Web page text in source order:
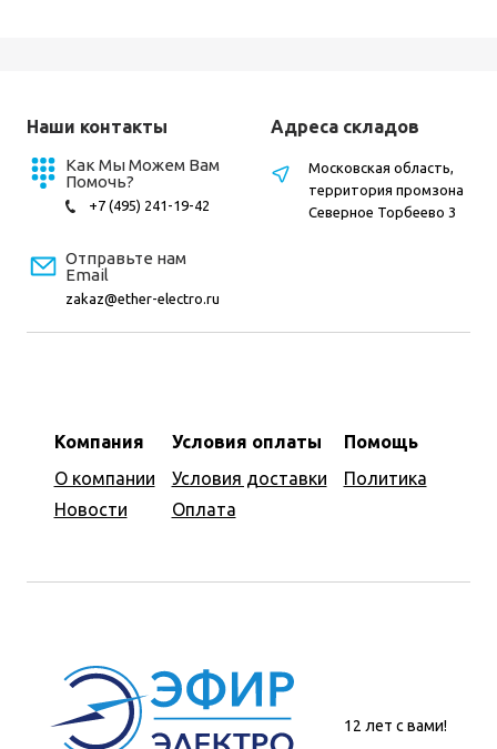
Наши контакты
Как Мы Можем Вам
Помочь?
+7 (495) 241-19-42
Отправьте нам
Email
zakaz@ether-electro.ru
Компания
О компании
Новости
Условия оплаты
Условия доставки
Оплата
Помощь
Политика
Адреса складов
Московская область,
территория промзона
Северное Торбеево 3
12 лет с вами!